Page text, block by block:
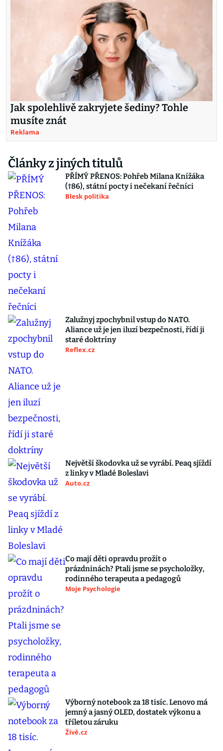
Jak spolehlivě zakryjete šediny? Tohle
musíte znát
Reklama
Články z jiných titulů
PŘÍMÝ PŘENOS: Pohřeb Milana Knížáka
(†86), státní pocty i nečekaní řečníci
Blesk politika
Zalužnyj zpochybnil vstup do NATO.
Aliance už je jen iluzí bezpečnosti, řídí ji
staré doktríny
Reflex.cz
Největší škodovka už se vyrábí. Peaq sjíždí
z linky v Mladé Boleslavi
Auto.cz
Co mají děti opravdu prožít o
prázdninách? Ptali jsme se psycholožky,
rodinného terapeuta a pedagogů
Moje Psychologie
Výborný notebook za 18 tisíc. Lenovo má
jemný a jasný OLED, dostatek výkonu a
tříletou záruku
Živě.cz